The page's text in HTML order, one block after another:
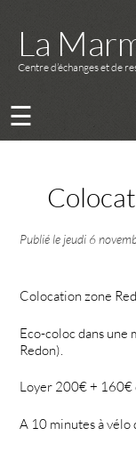
La
Centre d’échanges et de
☰
Publié le jeudi 6
Colocation zone
Eco-coloc dans une
Redon).
Loyer 200€ + 160€
A 10 minutes à vélo